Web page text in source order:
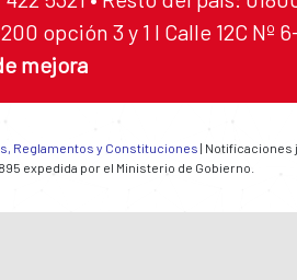
opción 3 y 1 I Calle 12C Nº
mejora
Reglamentos y Constituciones | Notificaciones
expedida por el Ministerio de Gobierno.